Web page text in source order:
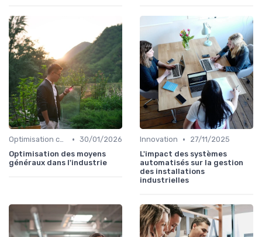
Optimisation coûts • 30/01/2026
Optimisation des moyens
généraux dans l'industrie
Innovation •
27/11/2025
L'impact des systèmes
automatisés sur la gestion
des installations
industrielles